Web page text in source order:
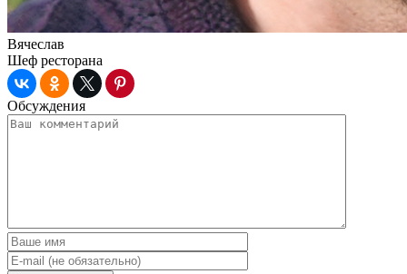
Вячеслав
Шеф ресторана
Обсуждения